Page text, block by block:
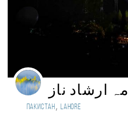
ارشاد ناز
Пакистан, Lahore